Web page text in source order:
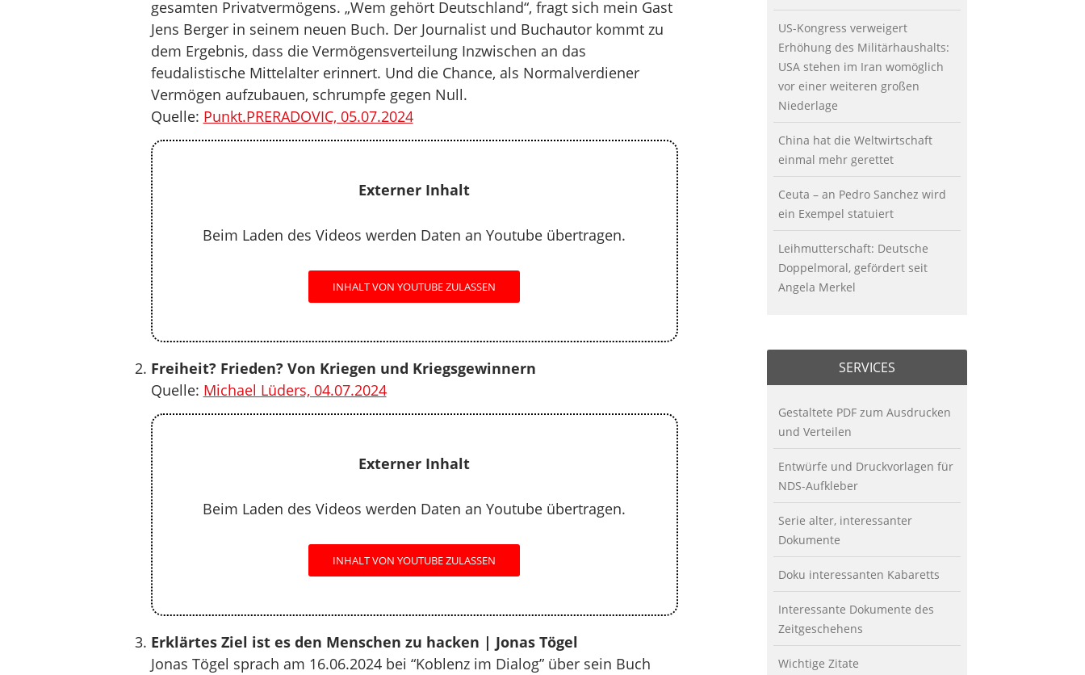
gesamten Privatvermögens. „Wem gehört Deutschland“, fragt sich mein Gast
Jens Berger in seinem neuen Buch. Der Journalist und Buchautor kommt zu
dem Ergebnis, dass die Vermögensverteilung Inzwischen an das
feudalistische Mittelalter erinnert. Und die Chance, als Normalverdiener
Vermögen aufzubauen, schrumpfe gegen Null.
Quelle: Punkt.PRERADOVIC, 05.07.2024
Externer Inhalt
Beim Laden des Videos werden Daten an Youtube übertragen.
INHALT VON YOUTUBE ZULASSEN
Freiheit? Frieden? Von Kriegen und Kriegsgewinnern
Quelle: Michael Lüders, 04.07.2024
Externer Inhalt
Beim Laden des Videos werden Daten an Youtube übertragen.
INHALT VON YOUTUBE ZULASSEN
Erklärtes Ziel ist es den Menschen zu hacken | Jonas Tögel
Jonas Tögel sprach am 16.06.2024 bei “Koblenz im Dialog” über sein Buch
US-Kongress verweigert
Erhöhung des Militärhaushalts:
USA stehen im Iran womöglich
vor einer weiteren großen
Niederlage
China hat die Weltwirtschaft
einmal mehr gerettet
Ceuta – an Pedro Sanchez wird
ein Exempel statuiert
Leihmutterschaft: Deutsche
Doppelmoral, gefördert seit
Angela Merkel
SERVICES
Gestaltete PDF zum Ausdrucken
und Verteilen
Entwürfe und Druckvorlagen für
NDS-Aufkleber
Serie alter, interessanter
Dokumente
Doku interessanten Kabaretts
Interessante Dokumente des
Zeitgeschehens
Wichtige Zitate